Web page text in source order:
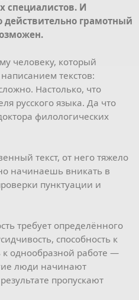
специалистов. И
грамотный
человеку, который
текстов:
Настолько, что
русского языка. Да что
филологических
текст, от него тяжело
начинаешь вникать в
пунктуации и
требует определённого
способность к
к однообразной работе —
люди начинают
пропускают